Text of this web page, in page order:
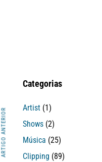
ARTIGO ANTERIOR
Categorias
Artist (1)
Shows (2)
Música (25)
Clipping (89)